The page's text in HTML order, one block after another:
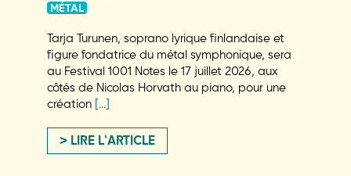
MÉTAL
Tarja Turunen, soprano lyrique finlandaise et
figure fondatrice du métal symphonique, sera
au Festival 1001 Notes le 17 juillet 2026, aux
côtés de Nicolas Horvath au piano, pour une
création […]
LIRE L'ARTICLE